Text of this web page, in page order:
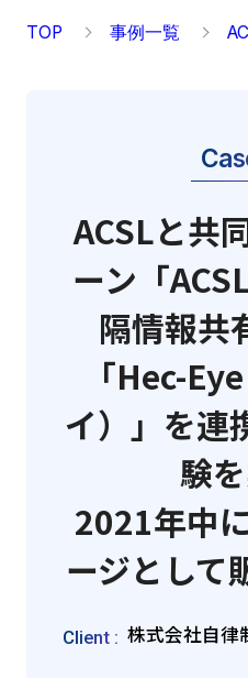
TOP 事例一覧
ACSLと共
ーン「
隔情報共
「Hec-
イ）」を連
験
2021年中
ージとして
Client : 株式会社⾃律